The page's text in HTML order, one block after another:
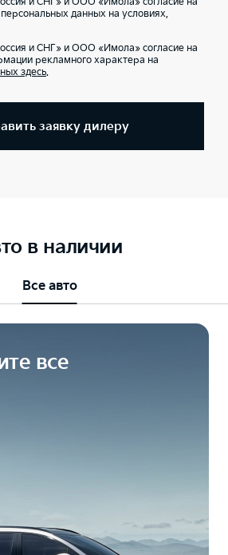
данных на условиях,
и СНГ» и ООО «Имола» согласие на
рекламного характера на
здесь.
заявку дилеру
в наличии
Все авто
все